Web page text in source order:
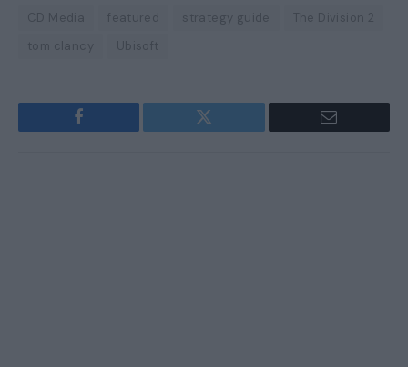
CD Media featured strategy guide
The Division 2
tom clancy
Ubisoft
Facebook Twitter Email